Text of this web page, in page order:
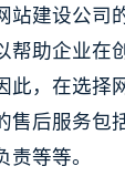
站建设公司
帮助企业在
此，在选择
售后服务包
等等。